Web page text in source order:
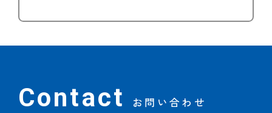
Contact お問い合わせ